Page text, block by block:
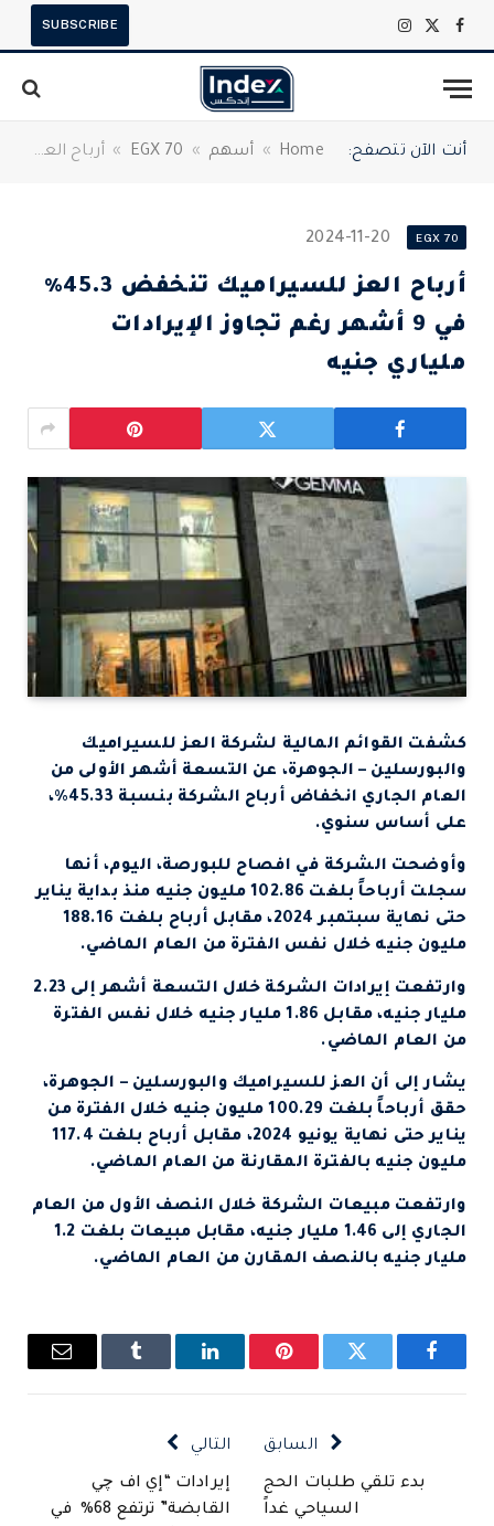
فيسبوك
X
الانستغرام
SUBSCRIBE
أنت الآن تتصفح: Home
» أسهم »
EGX 70
» أرباح العز للسيراميك تنخفض 45.3% في 9 أشهر رغم تجاوز الإيرادات ملياري جنيه
EGX 70
2024-11-20
أرباح العز للسيراميك تنخفض 45.3%
في 9 أشهر رغم تجاوز الإيرادات
ملياري جنيه
كشفت القوائم المالية لشركة العز للسيراميك
والبورسلين – الجوهرة، عن التسعة أشهر الأولى من
العام الجاري انخفاض أرباح الشركة بنسبة 45.33%،
على أساس سنوي.
وأوضحت الشركة في افصاح للبورصة، اليوم، أنها
سجلت أرباحاً بلغت 102.86 مليون جنيه منذ بداية يناير
حتى نهاية سبتمبر 2024، مقابل أرباح بلغت 188.16
مليون جنيه خلال نفس الفترة من العام الماضي.
وارتفعت إيرادات الشركة خلال التسعة أشهر إلى 2.23
مليار جنيه، مقابل 1.86 مليار جنيه خلال نفس الفترة
من العام الماضي.
يشار إلى أن العز للسيراميك والبورسلين – الجوهرة،
حقق أرباحاً بلغت 100.29 مليون جنيه خلال الفترة من
يناير حتى نهاية يونيو 2024، مقابل أرباح بلغت 117.4
مليون جنيه بالفترة المقارنة من العام الماضي.
وارتفعت مبيعات الشركة خلال النصف الأول من العام
الجاري إلى 1.46 مليار جنيه، مقابل مبيعات بلغت 1.2
مليار جنيه بالنصف المقارن من العام الماضي.
فيسبوك تويتر بينتيريستلينكدإن Tumblr
البريد
السابق
بدء تلقي طلبات الحج
السياحي غداً
التالي
إيرادات “إي اف چي
القابضة” ترتفع 68% في